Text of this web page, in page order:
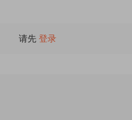
请先 登录